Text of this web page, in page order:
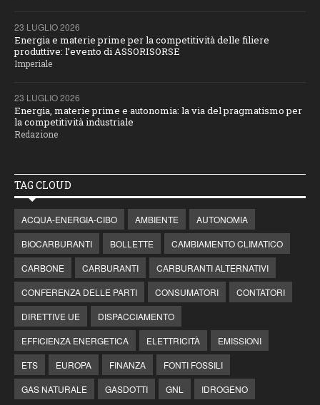
23 LUGLIO 2026
Energia e materie prime per la competitività delle filiere
produttive: l’evento di ASSORISORSE
Imperiale
23 LUGLIO 2026
Energia, materie prime e autonomia: la via del pragmatismo per
la competitività industriale
Redazione
TAG CLOUD
ACQUA-ENERGIA-CIBO AMBIENTE
AUTONOMIA
BIOCARBURANTI
BOLLETTE
CAMBIAMENTO CLIMATICO
CARBONE
CARBURANTI
CARBURANTI ALTERNATIVI
CONFERENZA DELLE PARTI
CONSUMATORI
CONTATORI
DIRETTIVE UE
DISPACCIAMENTO
EFFICIENZA ENERGETICA
ELETTRICITÀ
EMISSIONI
ETS
EUROPA FINANZA
FONTI FOSSILI
GAS NATURALE
GASDOTTI GNL IDROGENO